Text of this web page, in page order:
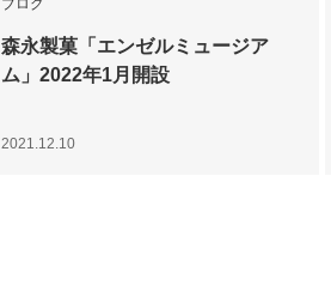
森永製菓「エンゼルミュージア
ム」2022年1月開設
2021.12.10